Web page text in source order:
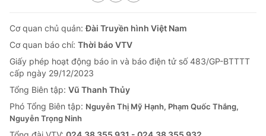
Cơ quan chủ quản:Đài Truyền hình Việt Nam
Cơ quan báo chí: Thời báo VTV
Giấy phép hoạt động báo in và báo điện tử số 483/GP-BTTTT
cấp ngày 29/12/2023
Tổng Biên tập: Vũ Thanh Thủy
Phó Tổng Biên tập: Nguyễn Thị Mỹ Hạnh, Phạm Quốc Thắng,
Nguyễn Trọng Ninh